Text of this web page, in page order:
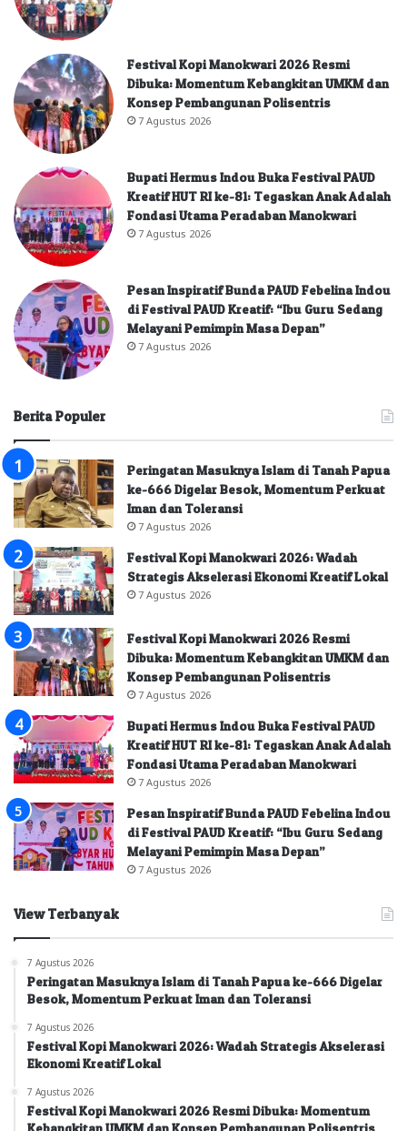
Festival Kopi Manokwari 2026 Resmi
Dibuka: Momentum Kebangkitan UMKM dan
Konsep Pembangunan Polisentris
7 Agustus 2026
Bupati Hermus Indou Buka Festival PAUD
Kreatif HUT RI ke-81: Tegaskan Anak Adalah
Fondasi Utama Peradaban Manokwari
7 Agustus 2026
Pesan Inspiratif Bunda PAUD Febelina Indou
di Festival PAUD Kreatif: “Ibu Guru Sedang
Melayani Pemimpin Masa Depan”
7 Agustus 2026
Berita Populer
Peringatan Masuknya Islam di Tanah Papua
ke-666 Digelar Besok, Momentum Perkuat
Iman dan Toleransi
7 Agustus 2026
Festival Kopi Manokwari 2026: Wadah
Strategis Akselerasi Ekonomi Kreatif Lokal
7 Agustus 2026
Festival Kopi Manokwari 2026 Resmi
Dibuka: Momentum Kebangkitan UMKM dan
Konsep Pembangunan Polisentris
7 Agustus 2026
Bupati Hermus Indou Buka Festival PAUD
Kreatif HUT RI ke-81: Tegaskan Anak Adalah
Fondasi Utama Peradaban Manokwari
7 Agustus 2026
Pesan Inspiratif Bunda PAUD Febelina Indou
di Festival PAUD Kreatif: “Ibu Guru Sedang
Melayani Pemimpin Masa Depan”
7 Agustus 2026
View Terbanyak
7 Agustus 2026
Peringatan Masuknya Islam di Tanah Papua ke-666 Digelar
Besok, Momentum Perkuat Iman dan Toleransi
7 Agustus 2026
Festival Kopi Manokwari 2026: Wadah Strategis Akselerasi
Ekonomi Kreatif Lokal
7 Agustus 2026
Festival Kopi Manokwari 2026 Resmi Dibuka: Momentum
Kebangkitan UMKM dan Konsep Pembangunan Polisentris